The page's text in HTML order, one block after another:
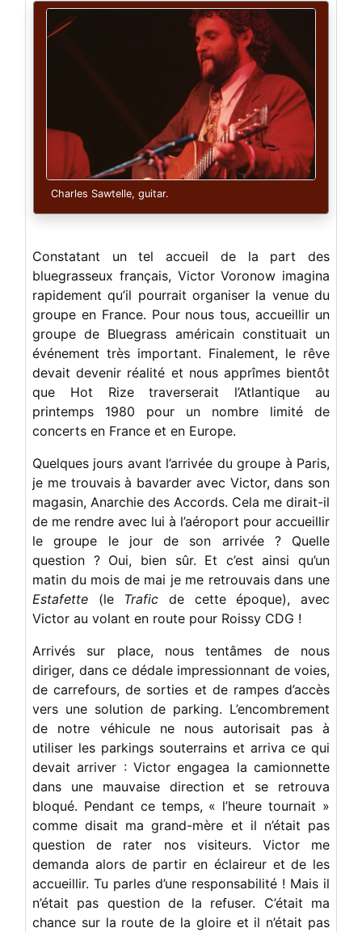
Charles Sawtelle, guitar.
Constatant un tel accueil de la part des
bluegrasseux français, Victor Voronow imagina
rapidement qu’il pourrait organiser la venue du
groupe en France. Pour nous tous, accueillir un
groupe de Bluegrass américain constituait un
événement très important. Finalement, le rêve
devait devenir réalité et nous apprîmes bientôt
que Hot Rize traverserait l’Atlantique au
printemps 1980 pour un nombre limité de
concerts en France et en Europe.
Quelques jours avant l’arrivée du groupe à Paris,
je me trouvais à bavarder avec Victor, dans son
magasin, Anarchie des Accords. Cela me dirait-il
de me rendre avec lui à l’aéroport pour accueillir
le groupe le jour de son arrivée ? Quelle
question ? Oui, bien sûr. Et c’est ainsi qu’un
matin du mois de mai je me retrouvais dans une
Estafette (le Trafic de cette époque), avec
Victor au volant en route pour Roissy CDG !
Arrivés sur place, nous tentâmes de nous
diriger, dans ce dédale impressionnant de voies,
de carrefours, de sorties et de rampes d’accès
vers une solution de parking. L’encombrement
de notre véhicule ne nous autorisait pas à
utiliser les parkings souterrains et arriva ce qui
devait arriver : Victor engagea la camionnette
dans une mauvaise direction et se retrouva
bloqué. Pendant ce temps, « l’heure tournait »
comme disait ma grand-mère et il n’était pas
question de rater nos visiteurs. Victor me
demanda alors de partir en éclaireur et de les
accueillir. Tu parles d’une responsabilité ! Mais il
n’était pas question de la refuser. C’était ma
chance sur la route de la gloire et il n’était pas